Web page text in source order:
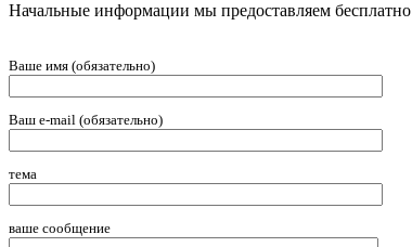
Начальные информации мы предоставляем беcплатно
Ваше имя (обязательно)
Ваш e-mail (обязательно)
тема
ваше сообщение